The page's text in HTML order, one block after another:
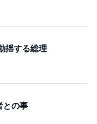
揺する総理
との事